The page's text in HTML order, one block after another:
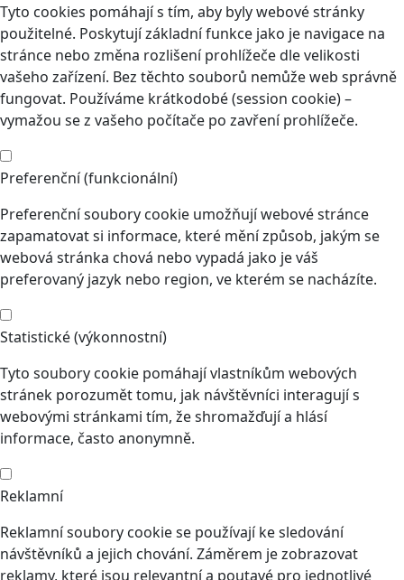
Tyto cookies pomáhají s tím, aby byly webové stránky
použitelné. Poskytují základní funkce jako je navigace na
stránce nebo změna rozlišení prohlížeče dle velikosti
vašeho zařízení. Bez těchto souborů nemůže web správně
fungovat. Používáme krátkodobé (session cookie) –
vymažou se z vašeho počítače po zavření prohlížeče.
Preferenční (funkcionální)
Preferenční soubory cookie umožňují webové stránce
zapamatovat si informace, které mění způsob, jakým se
webová stránka chová nebo vypadá jako je váš
preferovaný jazyk nebo region, ve kterém se nacházíte.
Statistické (výkonnostní)
Tyto soubory cookie pomáhají vlastníkům webových
stránek porozumět tomu, jak návštěvníci interagují s
webovými stránkami tím, že shromažďují a hlásí
informace, často anonymně.
Reklamní
Reklamní soubory cookie se používají ke sledování
návštěvníků a jejich chování. Záměrem je zobrazovat
reklamy, které jsou relevantní a poutavé pro jednotlivé